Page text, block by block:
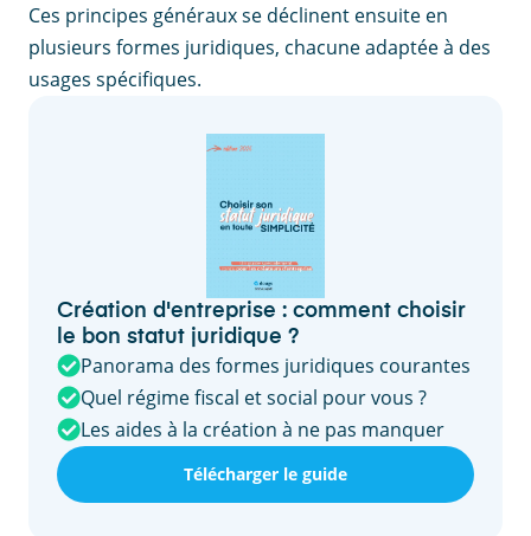
Ces principes généraux se déclinent ensuite en
plusieurs formes juridiques, chacune adaptée à des
usages spécifiques.
Création d'entreprise : comment choisir
le bon statut juridique ?
Panorama des formes juridiques courantes
Quel régime fiscal et social pour vous ?
Les aides à la création à ne pas manquer
Télécharger le guide